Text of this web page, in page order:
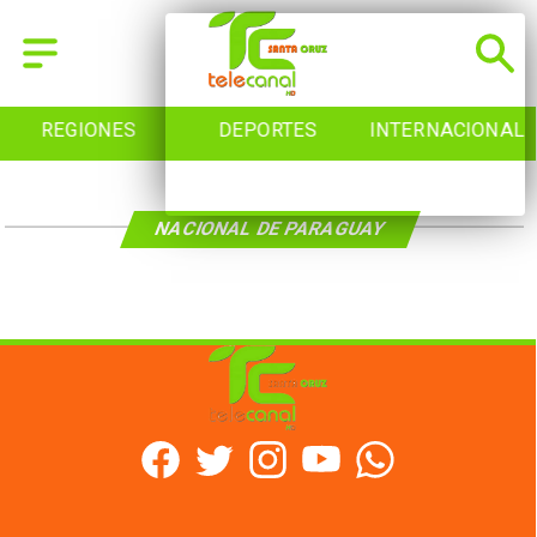
REGIONES DEPORTES INTERNACIONAL
NACIONAL DE PARAGUAY